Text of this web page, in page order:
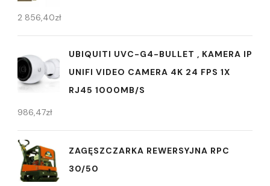
2 856,40zł
UBIQUITI UVC-G4-BULLET , KAMERA IP
UNIFI VIDEO CAMERA 4K 24 FPS 1X
RJ45 1000MB/S
986,47zł
ZAGĘSZCZARKA REWERSYJNA RPC
30/50